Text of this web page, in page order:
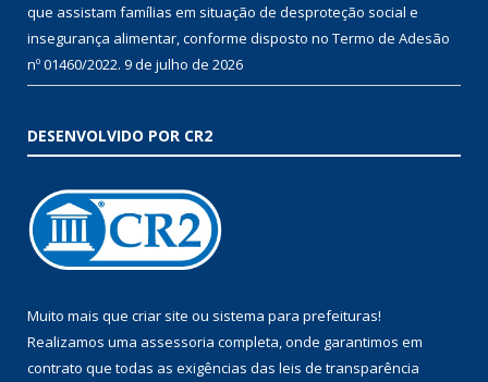
que assistam famílias em situação de desproteção social e
insegurança alimentar, conforme disposto no Termo de Adesão
nº 01460/2022. 9 de julho de 2026
DESENVOLVIDO POR CR2
Muito mais que criar site ou sistema para prefeituras!
Realizamos uma assessoria completa, onde garantimos em
contrato que todas as exigências das leis de transparência